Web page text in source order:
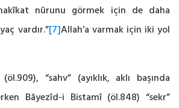
nûrunu görmek için de daha
vardır.”[7]‎Allah’a varmak için iki yol
“sahv” (ayıklık, ‎aklı başında
Bâyezîd-i Bistamî (öl.848) “sekr”